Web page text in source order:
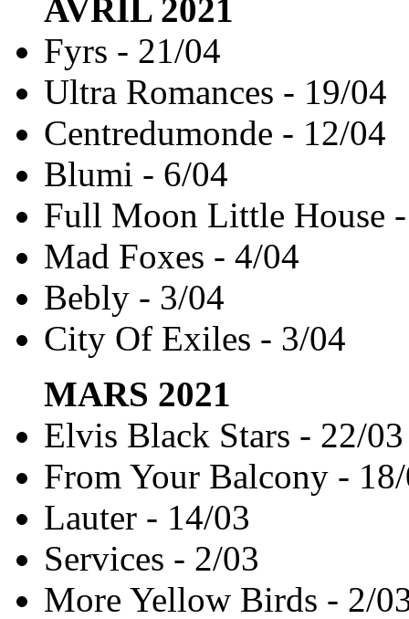
AVRIL2021
Fyrs - 21/04
Ultra Romances - 19/04
Centredumonde - 12/04
Blumi - 6/04
Full Moon Little House
Mad Foxes - 4/04
Bebly - 3/04
City Of Exiles - 3/04
MARS 2021
Elvis Black Stars - 22/03
From Your Balcony -
Lauter - 14/03
Services - 2/03
More Yellow Birds - 2/